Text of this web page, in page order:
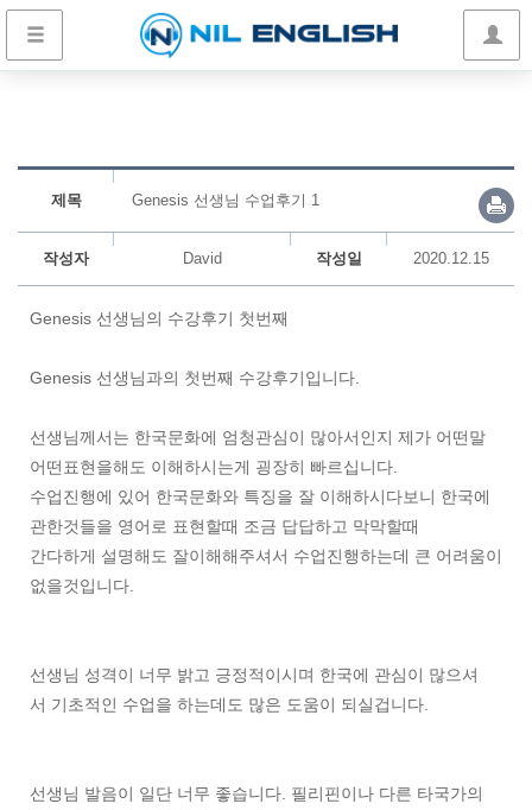
제목 Genesis 선생님 수업후기 1
작성자 David 작성일 2020.12.15
Genesis 선생님의 수강후기 첫번째
Genesis 선생님과의 첫번째 수강후기입니다.
선생님께서는 한국문화에 엄청관심이 많아서인지 제가 어떤말
어떤표현을해도 이해하시는게 굉장히 빠르십니다.
수업진행에 있어 한국문화와 특징을 잘 이해하시다보니 한국에
관한것들을 영어로 표현할때 조금 답답하고 막막할때
간다하게 설명해도 잘이해해주셔서 수업진행하는데 큰 어려움이
없을것입니다.
선생님 성격이 너무 밝고 긍정적이시며 한국에 관심이 많으셔
서 기초적인 수업을 하는데도 많은 도움이 되실겁니다.
선생님 발음이 일단 너무 좋습니다. 필리핀이나 다른 타국가의